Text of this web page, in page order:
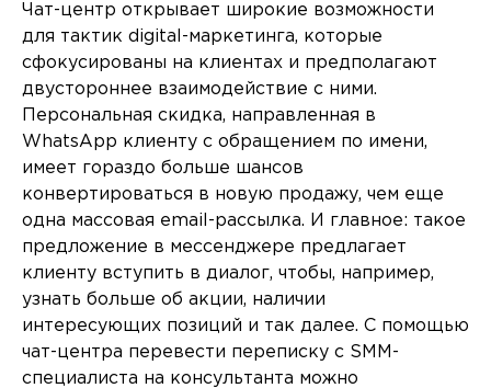
Чат-центр открывает широкие возможности
для тактик digital-маркетинга, которые
сфокусированы на клиентах и предполагают
двустороннее взаимодействие с ними.
Персональная скидка, направленная в
WhatsApp клиенту с обращением по имени,
имеет гораздо больше шансов
конвертироваться в новую продажу, чем еще
одна массовая email-рассылка. И главное: такое
предложение в мессенджере предлагает
клиенту вступить в диалог, чтобы, например,
узнать больше об акции, наличии
интересующих позиций и так далее. С помощью
чат-центра перевести переписку с SMM-
специалиста на консультанта можно